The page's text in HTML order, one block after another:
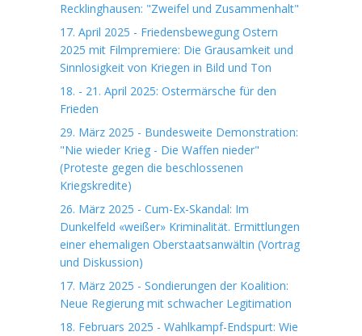
Recklinghausen: "Zweifel und Zusammenhalt"
17. April 2025 - Friedensbewegung Ostern
2025 mit Filmpremiere: Die Grausamkeit und
Sinnlosigkeit von Kriegen in Bild und Ton
18. - 21. April 2025: Ostermärsche für den
Frieden
29. März 2025 - Bundesweite Demonstration:
"Nie wieder Krieg - Die Waffen nieder"
(Proteste gegen die beschlossenen
Kriegskredite)
26. März 2025 - Cum-Ex-Skandal: Im
Dunkelfeld «weißer» Kriminalität. Ermittlungen
einer ehemaligen Oberstaatsanwältin (Vortrag
und Diskussion)
17. März 2025 - Sondierungen der Koalition:
Neue Regierung mit schwacher Legitimation
18. Februars 2025 - Wahlkampf-Endspurt: Wie